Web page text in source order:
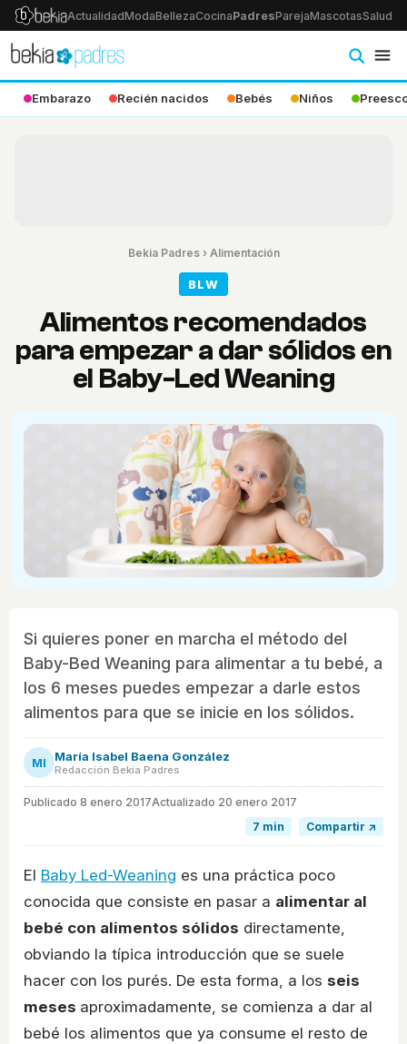
ActualidadModaBellezaCocinaPadresParejaMascotasSalud
Embarazo Recién nacidos Bebés Niños
Bekia Padres› Alimentación
BLW
Alimentos recomendados
para empezar a dar sólidos en
el Baby-Led Weaning
Si quieres poner en marcha el método del
Baby-Bed Weaning para alimentar a tu bebé, a
los 6 meses puedes empezar a darle estos
alimentos para que se inicie en los sólidos.
MI María Isabel Baena González
Redacción Bekia Padres
Publicado 8 enero 2017Actualizado 20 enero 2017
7 min
Compartir ↗
El Baby Led-Weaning es una práctica poco
conocida que consiste en pasar a alimentar al
bebé con alimentos sólidos directamente,
obviando la típica introducción que se suele
hacer con los purés. De esta forma, a los seis
meses aproximadamente, se comienza a dar al
bebé los alimentos que ya consume el resto de